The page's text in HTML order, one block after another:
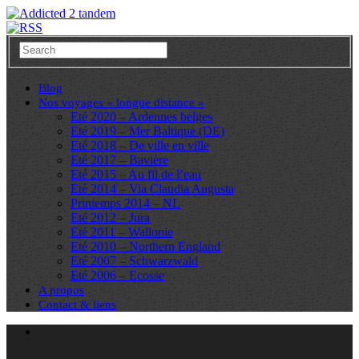
Blog
Nos voyages « longue distance »
Eté 2020 – Ardennes belges
Eté 2019 – Mer Baltique (DE)
Eté 2018 – De ville en ville
Eté 2017 – Bavière
Eté 2015 – Au fil de l’eau
Eté 2014 – Via Claudia Augusta
Printemps 2014 – NL
Eté 2012 – Jura
Eté 2011 – Wallonie
Eté 2010 – Northern England
Eté 2007 – Schwarzwald
Eté 2006 – Ecosse
A propos
Contact & liens